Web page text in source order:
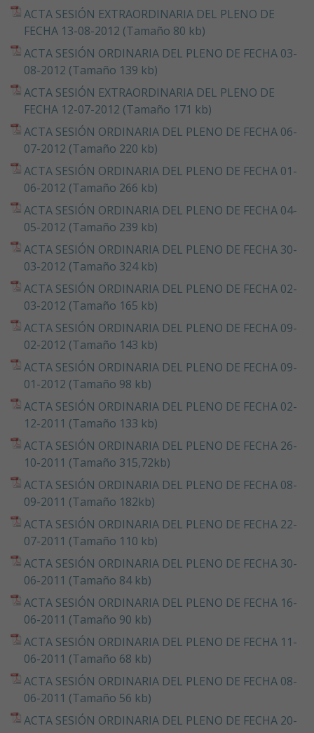
ACTA SESIÓN EXTRAORDINARIA DEL PLENO DE
FECHA 13-08-2012 (Tamaño 80 kb)
ACTA SESIÓN ORDINARIA DEL PLENO DE FECHA 03-
08-2012 (Tamaño 139 kb)
ACTA SESIÓN EXTRAORDINARIA DEL PLENO DE
FECHA 12-07-2012 (Tamaño 171 kb)
ACTA SESIÓN ORDINARIA DEL PLENO DE FECHA 06-
07-2012 (Tamaño 220 kb)
ACTA SESIÓN ORDINARIA DEL PLENO DE FECHA 01-
06-2012 (Tamaño 266 kb)
ACTA SESIÓN ORDINARIA DEL PLENO DE FECHA 04-
05-2012 (Tamaño 239 kb)
ACTA SESIÓN ORDINARIA DEL PLENO DE FECHA 30-
03-2012 (Tamaño 324 kb)
ACTA SESIÓN ORDINARIA DEL PLENO DE FECHA 02-
03-2012 (Tamaño 165 kb)
ACTA SESIÓN ORDINARIA DEL PLENO DE FECHA 09-
02-2012 (Tamaño 143 kb)
ACTA SESIÓN ORDINARIA DEL PLENO DE FECHA 09-
01-2012 (Tamaño 98 kb)
ACTA SESIÓN ORDINARIA DEL PLENO DE FECHA 02-
12-2011 (Tamaño 133 kb)
ACTA SESIÓN ORDINARIA DEL PLENO DE FECHA 26-
10-2011 (Tamaño 315,72kb)
ACTA SESIÓN ORDINARIA DEL PLENO DE FECHA 08-
09-2011 (Tamaño 182kb)
ACTA SESIÓN ORDINARIA DEL PLENO DE FECHA 22-
07-2011 (Tamaño 110 kb)
ACTA SESIÓN ORDINARIA DEL PLENO DE FECHA 30-
06-2011 (Tamaño 84 kb)
ACTA SESIÓN ORDINARIA DEL PLENO DE FECHA 16-
06-2011 (Tamaño 90 kb)
ACTA SESIÓN ORDINARIA DEL PLENO DE FECHA 11-
06-2011 (Tamaño 68 kb)
ACTA SESIÓN ORDINARIA DEL PLENO DE FECHA 08-
06-2011 (Tamaño 56 kb)
ACTA SESIÓN ORDINARIA DEL PLENO DE FECHA 20-